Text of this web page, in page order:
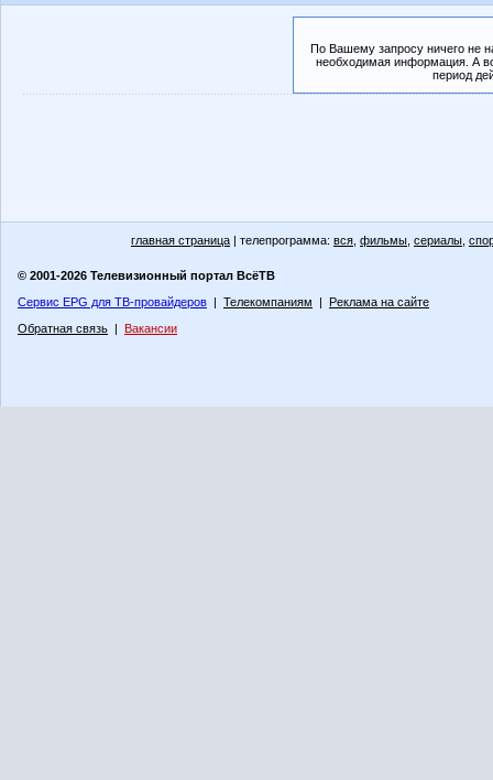
По Вашему запросу ничего не
необходимая информация. А
период
главная страница | телепрограмма: вся фильмы сериалы
© 2001-2026 Телевизионный портал ВсёТВ
Сервис EPG для ТВ-провайдеров | Телекомпаниям | Реклама на сайте
Обратная связь | Вакансии